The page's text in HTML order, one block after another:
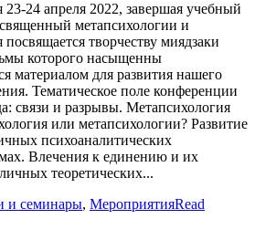
23-24 апреля 2022, завершая учебный
метапсихологии и
творчеству миядзаки
которого насыщенны
материалом для развития нашего
Тематическое поле конференции
связи и разрывы. Метапсихология
или метапсихологии? Развитие
психоаналитических
Влечения к единению и их
теоретических...
и семинары, МероприятияRead